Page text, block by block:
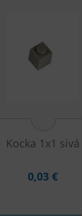
Kocka 1x1 sivá
0,03 €